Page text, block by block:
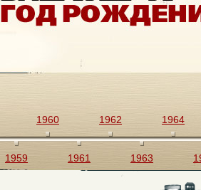
1959
1960
1961
1962
1963
1964